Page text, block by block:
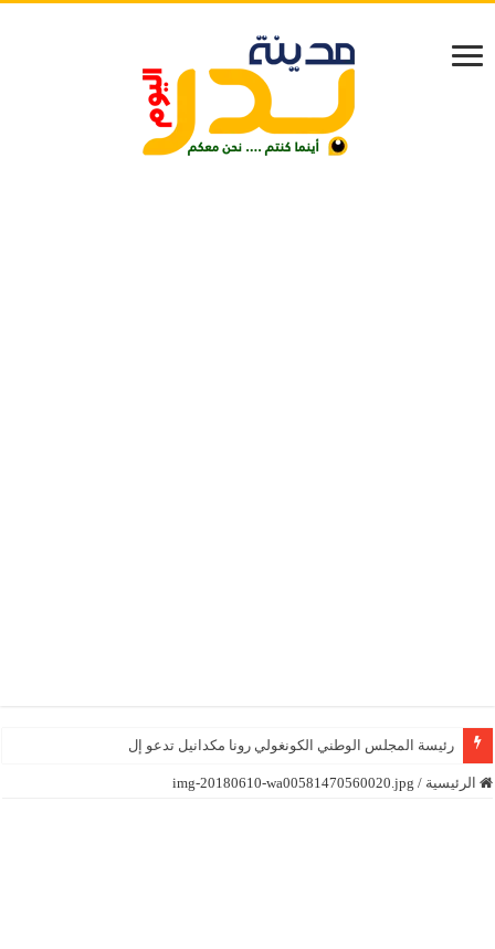
رئيسة المجلس الوطني الكونغولي رونا مكدانيل تدعو إلى التحلي بال
الرئيسية /
img-20180610-wa00581470560020.jpg